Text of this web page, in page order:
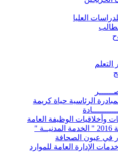
العليا
التعلم
الرئاسية حياة كريمة
وأخلاقيات الوظيفة العامة
في عيون الصحافة
الإدارة العامة للموارد